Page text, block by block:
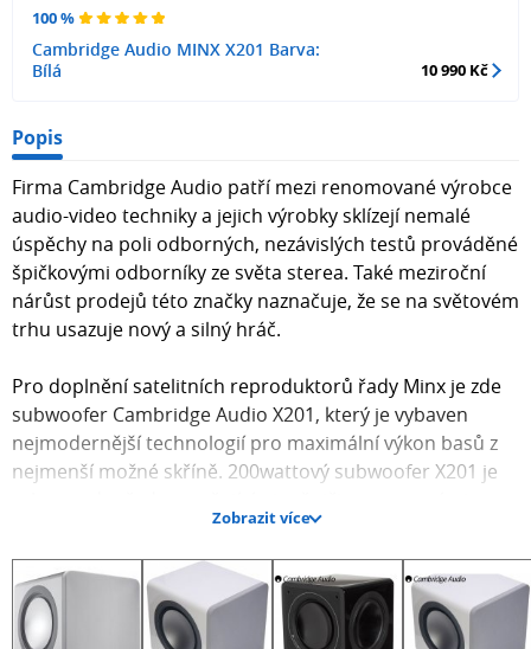
100 %
Cambridge Audio MINX X201 Barva:
Bílá
10 990 Kč
Popis
Firma Cambridge Audio patří mezi renomované výrobce
audio-video techniky a jejich výrobky sklízejí nemalé
úspěchy na poli odborných, nezávislých testů prováděné
špičkovými odborníky ze světa sterea. Také meziroční
nárůst prodejů této značky naznačuje, že se na světovém
trhu usazuje nový a silný hráč.
Pro doplnění satelitních reproduktorů řady Minx je zde
subwoofer Cambridge Audio X201, který je vybaven
nejmodernější technologií pro maximální výkon basů z
nejmenší možné skříně. 200wattový subwoofer X201 je
basovými zářiči (Auxiliary Bass Radiators), díky čemuž se
váš pokoj bude otřásat.
Inovativní měniče.
Subwoofer využívá inovativní měnič plus Auxiliary Bass
Zobrazit více